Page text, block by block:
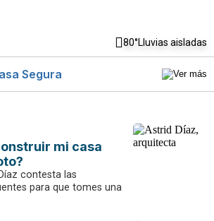
80°Lluvias aisladas
Segura
mi casa
contesta las
para que tomes una